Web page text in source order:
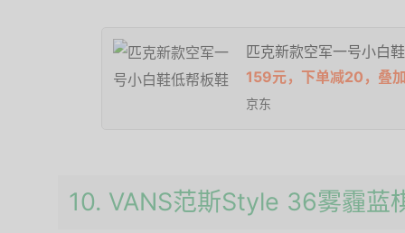
匹克新款空军一号小白
159元，下单减20，叠
京东
10. VANS范斯Style 36雾霾蓝